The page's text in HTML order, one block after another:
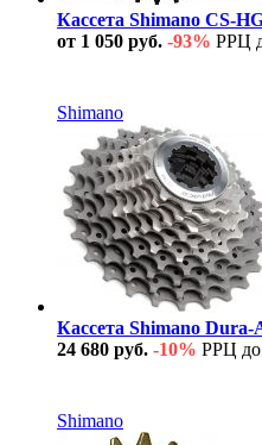
Кассета Shimano CS-
от 1 050 руб. -93% РРЦ
Shimano
Кассета Shimano Dura-
24 680 руб. -10% РРЦ до
Shimano